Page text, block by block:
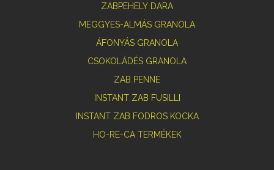
ZABPEHELY DARA
MEGGYES-ALMÁS GRANOLA
ÁFONYÁS GRANOLA
CSOKOLÁDÉS GRANOLA
ZAB PENNE
INSTANT ZAB FUSILLI
INSTANT ZAB FODROS KOCKA
HO-RE-CA TERMÉKEK